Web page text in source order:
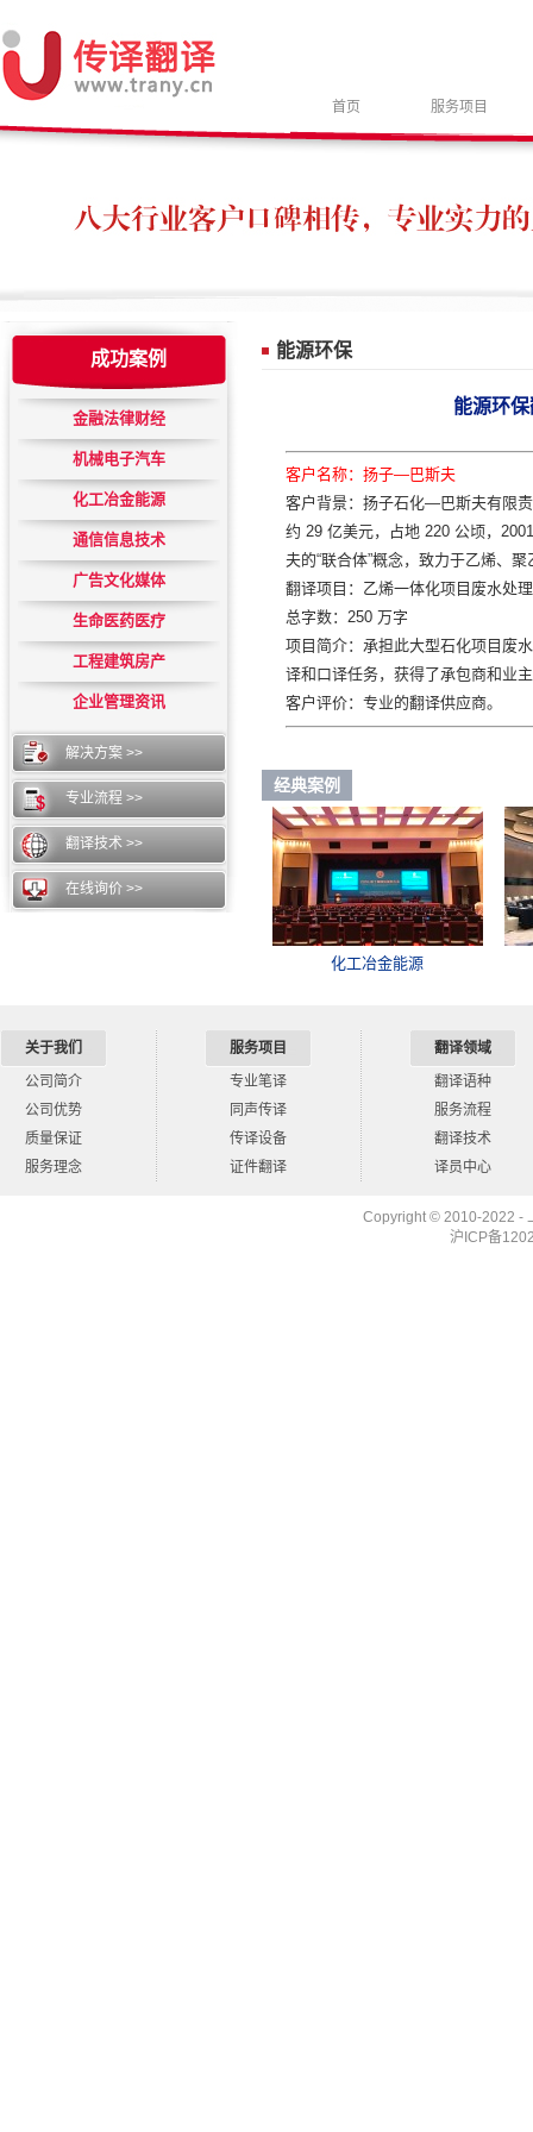
首页 服务项目
成功案例
金融法律财经
机械电子汽车
化工冶金能源
通信信息技术
广告文化媒体
生命医药医疗
工程建筑房产
企业管理资讯
解决方案 >>
专业流程 >>
翻译技术 >>
在线询价 >>
能源环保
能源环
客户名称：扬子—巴斯夫
客户背景：扬子石化—巴斯夫有限
约 29 亿美元，占地 220 公顷，
夫的“联合体”概念，致力于乙烯、
翻译项目：乙烯一体化项目废水处
总字数：250 万字
项目简介：承担此大型石化项目废
译和口译任务，获得了承包商和业
客户评价：专业的翻译供应商。
经典案例
化工冶金能源
关于我们
公司简介
公司优势
质量保证
服务理念
服务项目
专业笔译
同声传译
传译设备
证件翻译
翻译领域
翻译语种
服务流程
翻译技术
译员中心
Copyright © 2010-2022 -
沪ICP备